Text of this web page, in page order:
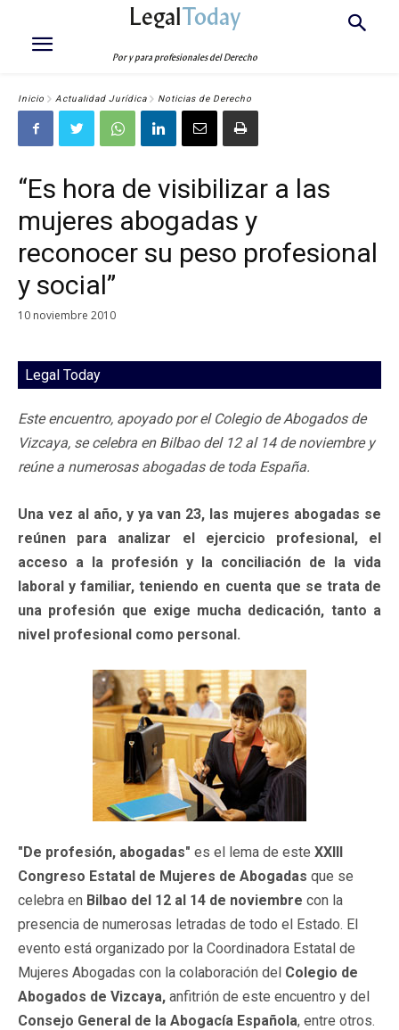
LegalToday
Por y para profesionales del Derecho
Inicio Actualidad Jurídica Noticias de Derecho
“Es hora de visibilizar a las
mujeres abogadas y
reconocer su peso profesional
y social”
10 noviembre 2010
Legal Today
Este encuentro, apoyado por el Colegio de Abogados de
Vizcaya, se celebra en Bilbao del 12 al 14 de noviembre y
reúne a numerosas abogadas de toda España.
Una vez al año, y ya van 23, las mujeres abogadas se
reúnen para analizar el ejercicio profesional, el
acceso a la profesión y la conciliación de la vida
laboral y familiar, teniendo en cuenta que se trata de
una profesión que exige mucha dedicación, tanto a
nivel profesional como personal.
"De profesión, abogadas" es el lema de este XXIII
Congreso Estatal de Mujeres de Abogadas que se
celebra en Bilbao del 12 al 14 de noviembre con la
presencia de numerosas letradas de todo el Estado. El
evento está organizado por la Coordinadora Estatal de
Mujeres Abogadas con la colaboración del Colegio de
Abogados de Vizcaya, anfitrión de este encuentro y del
Consejo General de la Abogacía Española, entre otros.